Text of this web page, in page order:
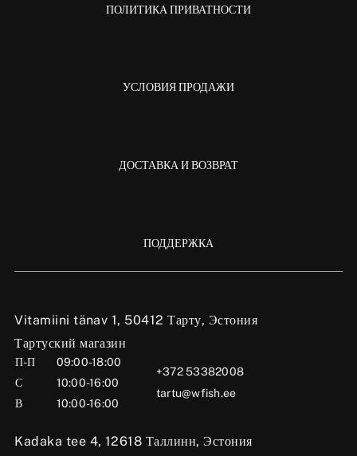
Vitamiini tänav 1, 50412 Тарту, Эстония
Тартуский магазин
П-П
09:00-18:00
С
10:00-16:00
В
10:00-16:00
+372 53382008
tartu@wfish.ee
Kadaka tee 4, 12618 Таллинн, Эстония
ПОЛИТИКА ПРИВАТНОСТИ
УСЛОВИЯ ПРОДАЖИ
ДОСТАВКА И ВОЗВРАТ
ПОДДЕРЖКА